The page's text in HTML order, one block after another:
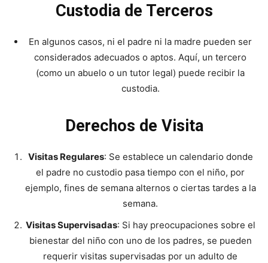
Custodia de Terceros
En algunos casos, ni el padre ni la madre pueden ser
considerados adecuados o aptos. Aquí, un tercero
(como un abuelo o un tutor legal) puede recibir la
custodia.
Derechos de Visita
Visitas Regulares: Se establece un calendario donde
el padre no custodio pasa tiempo con el niño, por
ejemplo, fines de semana alternos o ciertas tardes a la
semana.
Visitas Supervisadas: Si hay preocupaciones sobre el
bienestar del niño con uno de los padres, se pueden
requerir visitas supervisadas por un adulto de